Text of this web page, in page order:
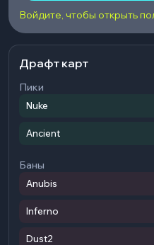
Войдите, чтобы открыть
Драфт карт
Пики
Nuke
Ancient
Баны
Anubis
Inferno
Dust2